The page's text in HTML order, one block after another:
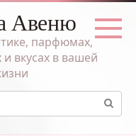
Авеню
парфюмах,
и вкусах в вашей